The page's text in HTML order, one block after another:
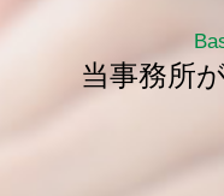
当事務所